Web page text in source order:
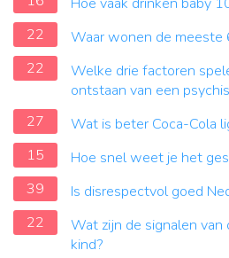
22
Waar wonen de meeste
22
Welke drie factoren
ontstaan van een
27
Wat is beter Coca-Cola
15
Hoe snel weet je het
39
Is disrespectvol goed
22
Wat zijn de signalen van
kind?